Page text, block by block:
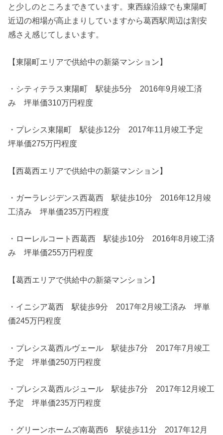
と少しのところまできています。東西線沿線でも東陽町
近辺の相場が高止まりしていますから葛西駅周辺は割安
感さえ感じてしまいます。
【東陽町エリアで供給中の新築マンション】
・シティテラス東陽町 駅徒歩5分 2016年9月竣工済
み 坪単価310万円程度
・プレシス東陽町 駅徒歩12分 2017年11月竣工予定
坪単価275万円程度
【西葛西エリアで供給中の新築マンション】
・ガーラレジデンス西葛西 駅徒歩10分 2016年12月竣
工済み 坪単価235万円程度
・ローレルコート西葛西 駅徒歩10分 2016年8月竣工済
み 坪単価255万円程度
【葛西エリアで供給中の新築マンション】
・イニシア葛西 駅徒歩9分 2017年2月竣工済み 坪単
価245万円程度
・プレシス葛西ルヴェール 駅徒歩7分 2017年7月竣工
予定 坪単価250万円程度
・プレシス葛西ルジュール 駅徒歩7分 2017年12月竣工
予定 坪単価235万円程度
・グリーンホームズ南葛西6 駅徒歩11分 2017年12月